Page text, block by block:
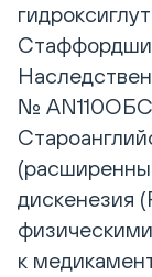
№ AN110ОБС
дискенезия
к